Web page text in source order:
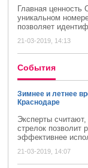
Главная
уникальном
позволяет
21-03-2019, 14:13
Cобытия
Зимнее и летнее
Краснодаре
Эксперты
стрелок позволит
эффективнее
21-03-2019, 14:07